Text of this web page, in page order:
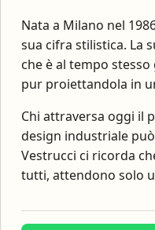
Nata a Milano nel
sua cifra stilistica. La
che è al tempo
pur proiettandola in
Chi attraversa oggi il
design industriale
Vestrucci ci ricorda
tutti, attendono solo